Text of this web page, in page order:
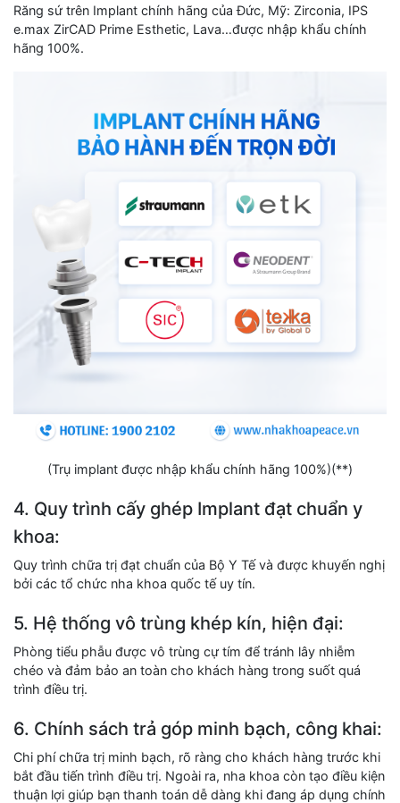
Răng sứ trên Implant chính hãng của Đức, Mỹ: Zirconia, IPS
e.max ZirCAD Prime Esthetic, Lava…được nhập khẩu chính
hãng 100%.
(Trụ implant được nhập khẩu chính hãng 100%)(**)
4. Quy trình cấy ghép Implant đạt chuẩn y
khoa:
Quy trình chữa trị đạt chuẩn của Bộ Y Tế và được khuyến nghị
bởi các tổ chức nha khoa quốc tế uy tín.
5. Hệ thống vô trùng khép kín, hiện đại:
Phòng tiểu phẫu được vô trùng cự tím để tránh lây nhiễm
chéo và đảm bảo an toàn cho khách hàng trong suốt quá
trình điều trị.
6. Chính sách trả góp minh bạch, công khai:
Chi phí chữa trị minh bạch, rõ ràng cho khách hàng trước khi
bắt đầu tiến trình điều trị. Ngoài ra, nha khoa còn tạo điều kiện
thuận lợi giúp bạn thanh toán dễ dàng khi đang áp dụng chính